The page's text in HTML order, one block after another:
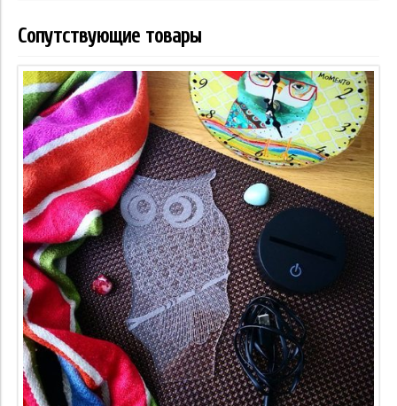
Сопутствующие товары